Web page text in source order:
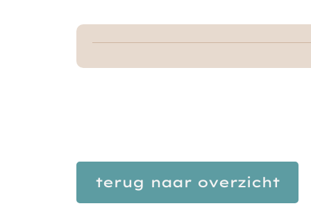
terug naar overzicht